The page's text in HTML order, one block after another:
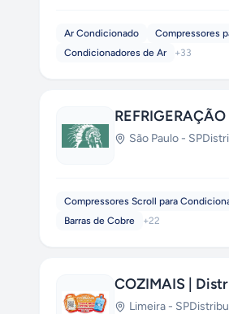
Ar Condicionado Compressores
Condicionadores de Ar
+33
São Paulo - SP
Compressores Scroll para
Barras de Cobre
+22
COZIMAIS |
Limeira - SP